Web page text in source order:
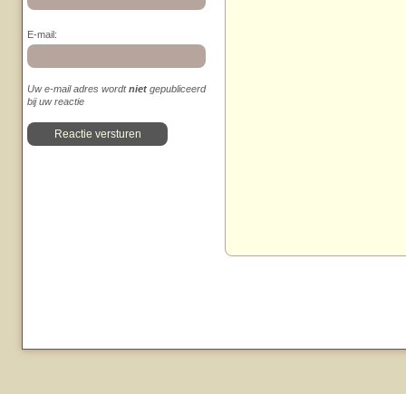
E-mail:
Uw e-mail adres wordtniet gepubliceerd
bij uw reactie